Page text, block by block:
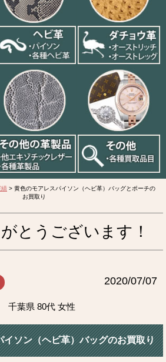
績 > 黄色のモアレスパイソン（ヘビ革）バッグとポーチの
お買取り
とうございます！
2020/07/07
千葉県 80代 女性
イソン（ヘビ革）バッグのお買取り